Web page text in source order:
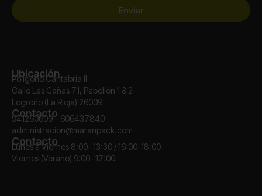
Enviar
Ubicación
Polígono Cantabria II
Calle Las Cañas 71, Pabellón 1 & 2
Logroño (La Rioja) 26009
Contacto
941260609 – 606437840
administracion@maranpack.com
Contacto
Lunes a Viernes 8:00- 13:30 / 16:00-18:00
Viernes (Verano) 9:00- 17:00